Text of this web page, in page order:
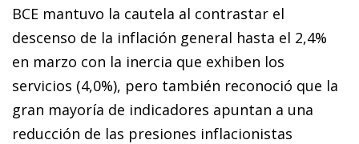
BCE mantuvo la cautela al contrastar el
descenso de la inflación general hasta el 2,4%
en marzo con la inercia que exhiben los
servicios (4,0%), pero también reconoció que la
gran mayoría de indicadores apuntan a una
reducción de las presiones inflacionistas